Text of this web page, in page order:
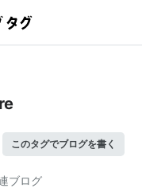
このタグでブログを書く
ブログ